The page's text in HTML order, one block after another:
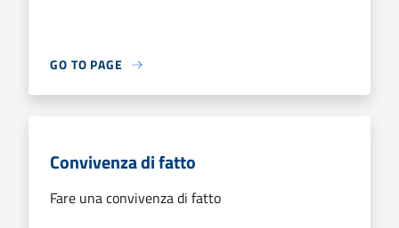
GO TO PAGE
Convivenza di fatto
Fare una convivenza di fatto